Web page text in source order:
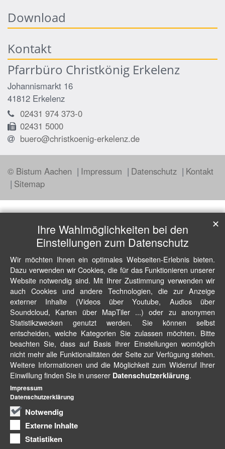
Download
Kontakt
Pfarrbüro Christkönig Erkelenz
Johannismarkt 16
41812 Erkelenz
02431 974 373-0
02431 5000
buero@christkoenig-erkelenz.de
© Bistum Aachen Impressum Datenschutz
Kontakt
Sitemap
Ihre Wahlmöglichkeiten bei den
Einstellungen zum Datenschutz
Wir möchten Ihnen ein optimales Webseiten-Erlebnis bieten.
Dazu verwenden wir Cookies, die für das Funktionieren unserer
Website notwendig sind. Mit Ihrer Zustimmung verwenden wir
auch Cookies und andere Technologien, die zur Anzeige
externer Inhalte (Videos über Youtube, Audios über
Soundcloud, Karten über MapTiler ...) oder zu anonymen
Statistikzwecken genutzt werden. Sie können selbst
entscheiden, welche Kategorien Sie zulassen möchten. Bitte
beachten Sie, dass auf Basis Ihrer Einstellungen womöglich
nicht mehr alle Funktionalitäten der Seite zur Verfügung stehen.
Weitere Informationen und die Möglichkeit zum Widerruf Ihrer
Einwillung finden Sie in unserer Datenschutzerklärung.
Notwendig
Externe Inhalte
Statistiken
✕
Impressum
Datenschutzerklärung